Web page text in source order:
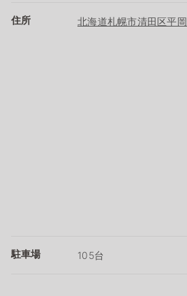
住所 北海道札幌市清田区平
駐車場 105台